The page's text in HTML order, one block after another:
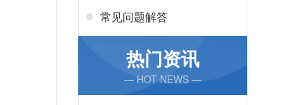
常见问题解答
热门资讯
— HOT NEWS —